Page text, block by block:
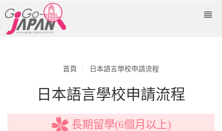
首頁 日本語言學校申請流程
日本語言學校申請流程
長期留學(6個月以上)